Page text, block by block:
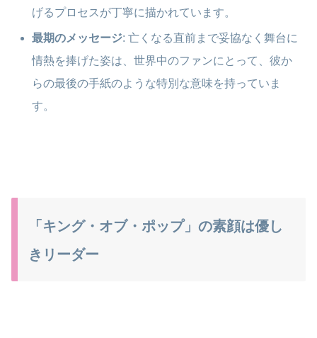
げるプロセスが丁寧に描かれています。
最期のメッセージ: 亡くなる直前まで妥協なく舞台に
情熱を捧げた姿は、世界中のファンにとって、彼か
らの最後の手紙のような特別な意味を持っていま
す。
「キング・オブ・ポップ」の素顔は優し
きリーダー